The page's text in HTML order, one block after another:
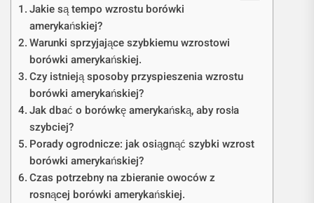
Jakie są tempo wzrostu borówki
amerykańskiej?
Warunki sprzyjające szybkiemu wzrostowi
borówki amerykańskiej.
Czy istnieją sposoby przyspieszenia wzrostu
borówki amerykańskiej?
Jak dbać o borówkę amerykańską, aby rosła
szybciej?
Porady ogrodnicze: jak osiągnąć szybki wzrost
borówki amerykańskiej?
Czas potrzebny na zbieranie owoców z
rosnącej borówki amerykańskiej.